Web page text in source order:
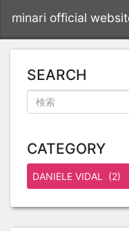
minari official
SEARCH
CATEGORY